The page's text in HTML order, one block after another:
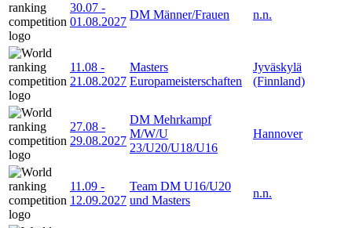
30.07 -
01.08.2027
DM Männer/Frauen n.n.
11.08 -
21.08.2027
Masters
Europameisterschaften
Jyväskylä
(Finnland)
27.08 -
29.08.2027
DM Mehrkampf
M/W/U
23/U20/U18/U16
Hannover
11.09 -
12.09.2027
Team DM U16/U20
und Masters
n.n.